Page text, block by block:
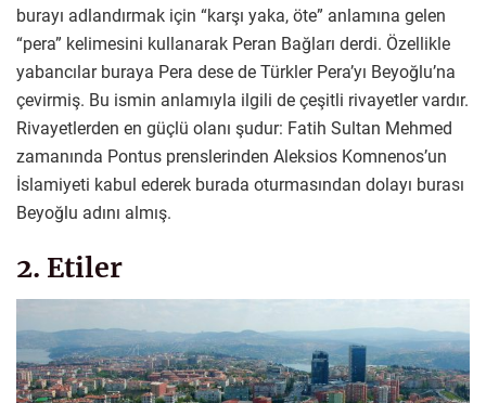
burayı adlandırmak için “karşı yaka, öte” anlamına gelen
“pera” kelimesini kullanarak Peran Bağları derdi. Özellikle
yabancılar buraya Pera dese de Türkler Pera’yı Beyoğlu’na
çevirmiş. Bu ismin anlamıyla ilgili de çeşitli rivayetler vardır.
Rivayetlerden en güçlü olanı şudur: Fatih Sultan Mehmed
zamanında Pontus prenslerinden Aleksios Komnenos’un
İslamiyeti kabul ederek burada oturmasından dolayı burası
Beyoğlu adını almış.
2. Etiler